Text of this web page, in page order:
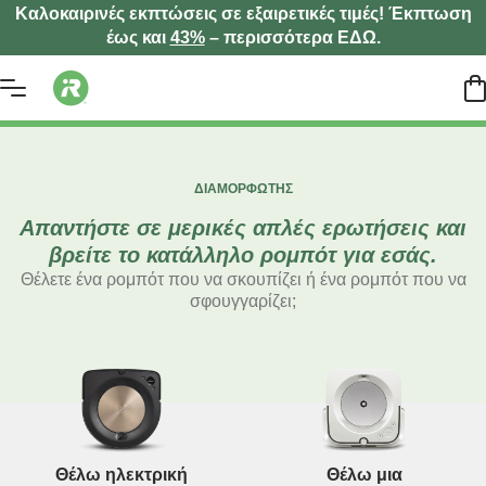
Καλοκαιρινές εκπτώσεις σε εξαιρετικές τιμές! Έκπτωση
έως και 43%– περισσότερα ΕΔΩ.
ΔΙΑΜΟΡΦΩΤΉΣ
Απαντήστε σε μερικές απλές ερωτήσεις και
βρείτε το κατάλληλο ρομπότ για εσάς.
Θέλετε ένα ρομπότ που να σκουπίζει ή ένα ρομπότ που να
σφουγγαρίζει;
Θέλω ηλεκτρική
Θέλω μια